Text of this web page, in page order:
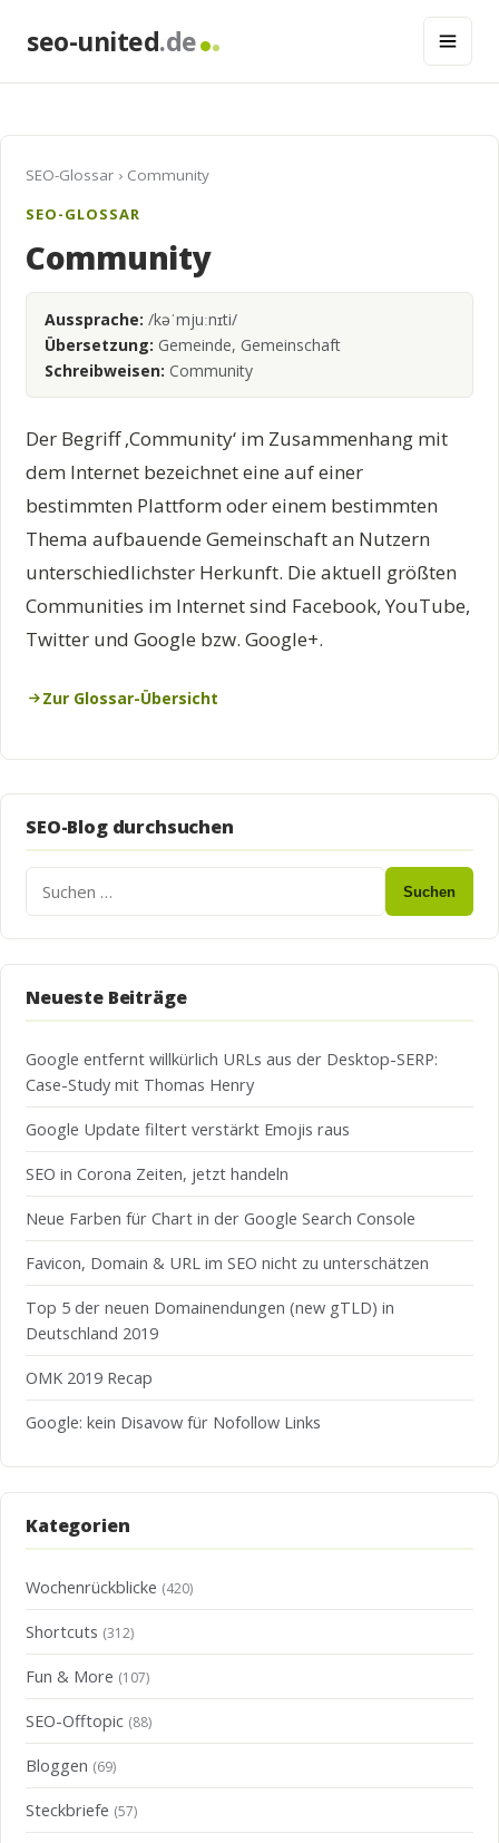
seo-united.de
SEO-Glossar › Community
SEO-GLOSSAR
Community
Aussprache: /kəˈmjuːnɪti/
Übersetzung: Gemeinde, Gemeinschaft
Schreibweisen: Community
Der Begriff ‚Community‘ im Zusammenhang mit
dem Internet bezeichnet eine auf einer
bestimmten Plattform oder einem bestimmten
Thema aufbauende Gemeinschaft an Nutzern
unterschiedlichster Herkunft. Die aktuell größten
Communities im Internet sind Facebook, YouTube,
Twitter und Google bzw. Google+.
Zur Glossar-Übersicht
SEO-Blog durchsuchen
Suchen
Neueste Beiträge
Google entfernt willkürlich URLs aus der Desktop-SERP:
Case-Study mit Thomas Henry
Google Update filtert verstärkt Emojis raus
SEO in Corona Zeiten, jetzt handeln
Neue Farben für Chart in der Google Search Console
Favicon, Domain & URL im SEO nicht zu unterschätzen
Top 5 der neuen Domainendungen (new gTLD) in
Deutschland 2019
OMK 2019 Recap
Google: kein Disavow für Nofollow Links
Kategorien
Wochenrückblicke (420)
Shortcuts (312)
Fun & More (107)
SEO-Offtopic (88)
Bloggen (69)
Steckbriefe (57)